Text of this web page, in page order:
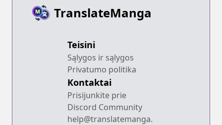
TranslateManga
Teisini
Sąlygos ir sąlygos
Privatumo politika
Kontaktai
Prisijunkite prie
Discord Community
help@translatemanga.